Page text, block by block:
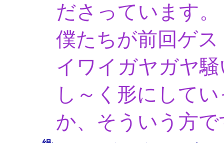
ださっています。
僕たちが前回ゲ
イワイガヤガヤ
し～く形にして
か、そういう方で